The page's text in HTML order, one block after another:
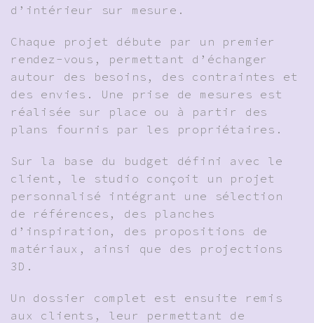
d’intérieur sur mesure.
Chaque projet débute par un premier
rendez-vous, permettant d’échanger
autour des besoins, des contraintes et
des envies. Une prise de mesures est
réalisée sur place ou à partir des
plans fournis par les propriétaires.
Sur la base du budget défini avec le
client, le studio conçoit un projet
personnalisé intégrant une sélection
de références, des planches
d’inspiration, des propositions de
matériaux, ainsi que des projections
3D.
Un dossier complet est ensuite remis
aux clients, leur permettant de